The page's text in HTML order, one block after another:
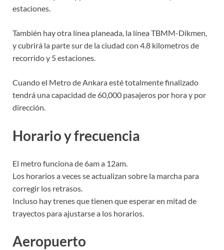
estaciones.
También hay otra línea planeada, la línea TBMM-Dikmen,
y cubrirá la parte sur de la ciudad con 4.8 kilometros de
recorrido y 5 estaciones.
Cuando el Metro de Ankara esté totalmente finalizado
tendrá una capacidad de 60,000 pasajeros por hora y por
dirección.
Horario y frecuencia
El metro funciona de 6am a 12am.
Los horarios a veces se actualizan sobre la marcha para
corregir los retrasos.
Incluso hay trenes que tienen que esperar en mitad de
trayectos para ajustarse a los horarios.
Aeropuerto